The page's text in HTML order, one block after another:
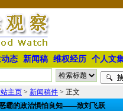
动态 新闻稿 维权经历 个人文
站主页 > 新闻稿件 > 正文
霸的政治惧怕良知――致刘飞跃